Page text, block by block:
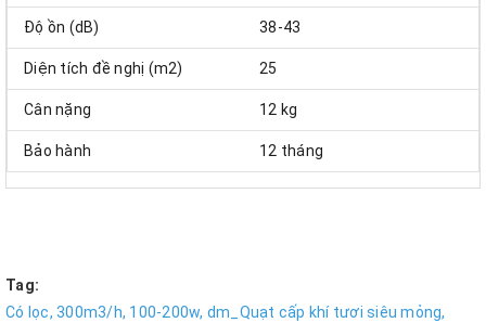
Độ ồn (dB) 38-43
Diện tích đề nghị (m2) 25
Cân nặng 12 kg
Bảo hành 12 tháng
Tag:
Có lọc, 300m3/h, 100-200w, dm_Quạt cấp khí tươi siêu mỏng,